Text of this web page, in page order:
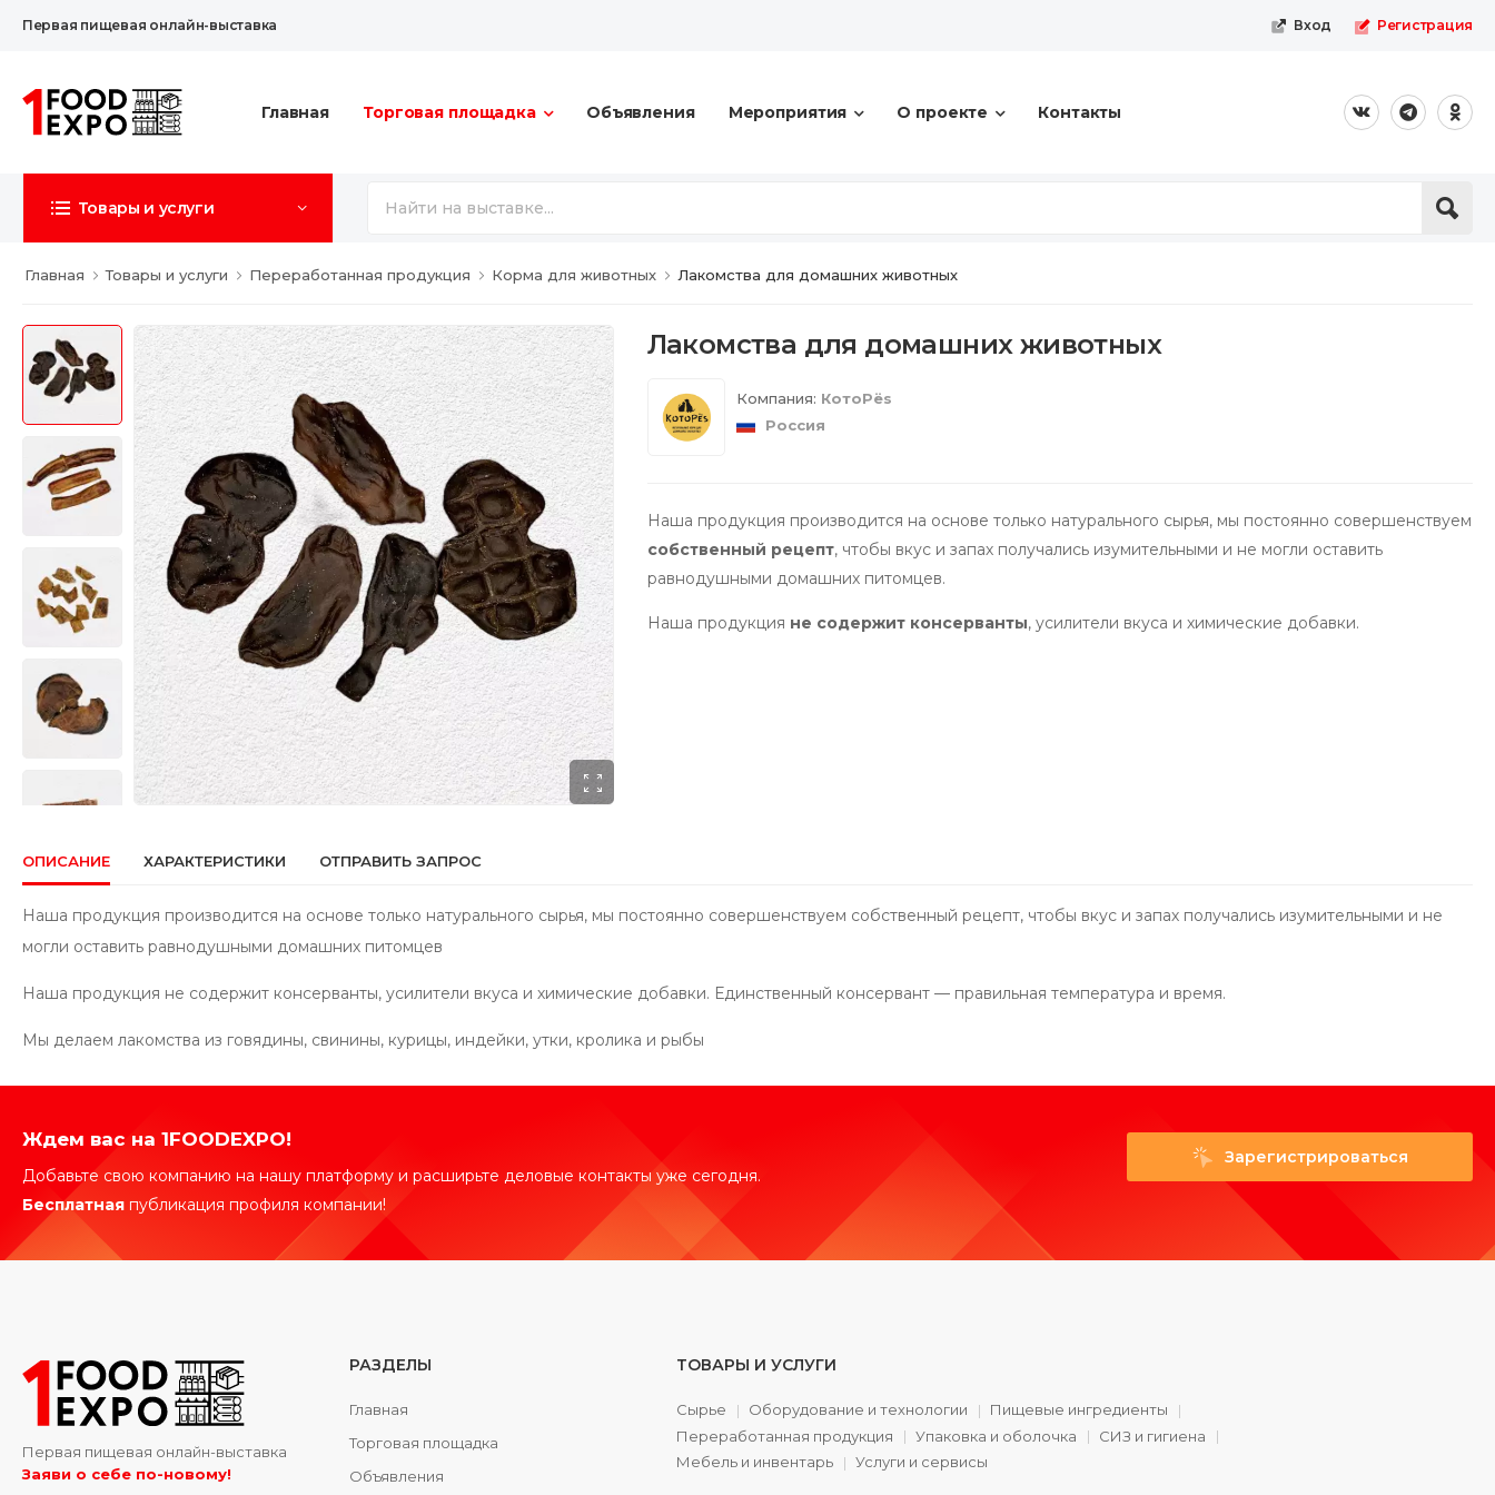
Первая пищевая онлайн-выставка Вход Регистрация
Главная Торговая площадка Объявления Мероприятия О проекте Контакты
Товары и услуги
Главная Товары и услуги Переработанная продукция Корма для животных Лакомства для домашних животных
Лакомства для домашних животных
Компания: КотоРёs
Россия
Наша продукция производится на основе только натурального сырья, мы постоянно совершенствуем
собственный рецепт, чтобы вкус и запах получались изумительными и не могли оставить
равнодушными домашних питомцев.
Наша продукция не содержит консерванты, усилители вкуса и химические добавки.
ОПИСАНИЕ ХАРАКТЕРИСТИКИ ОТПРАВИТЬ ЗАПРОС
Наша продукция производится на основе только натурального сырья, мы постоянно совершенствуем собственный рецепт, чтобы вкус и запах получались изумительными и не
могли оставить равнодушными домашних питомцев
Наша продукция не содержит консерванты, усилители вкуса и химические добавки. Единственный консервант — правильная температура и время.
Мы делаем лакомства из говядины, свинины, курицы, индейки, утки, кролика и рыбы
Ждем вас на 1FOODEXPO!
Добавьте свою компанию на нашу платформу и расширьте деловые контакты уже сегодня.
Бесплатная публикация профиля компании!
Зарегистрироваться
Первая пищевая онлайн-выставка
Заяви о себе по-новому!
РАЗДЕЛЫ
Главная
Торговая площадка
Объявления
ТОВАРЫ И УСЛУГИ
Сырье Оборудование и технологии
Пищевые ингредиенты
Переработанная продукция
Упаковка и оболочка
СИЗ и гигиена
Мебель и инвентарь
Услуги и сервисы